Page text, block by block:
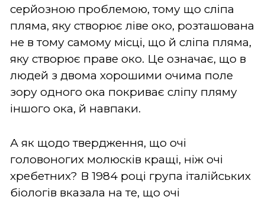
серйозною проблемою, тому що сліпа
пляма, яку створює ліве око, розташована
не в тому самому місці, що й сліпа пляма,
яку створює праве око. Це означає, що в
людей з двома хорошими очима поле
зору одного ока покриває сліпу пляму
іншого ока, й навпаки.
А як щодо твердження, що очі
головоногих молюсків кращі, ніж очі
хребетних? В 1984 році група італійських
біологів вказала на те, що очі